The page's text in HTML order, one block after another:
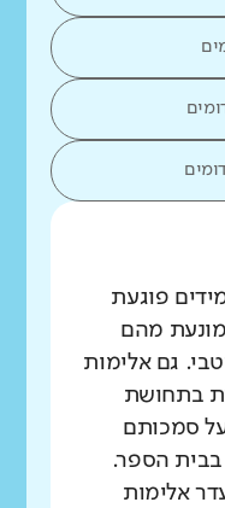
פוגעת
מהם
גם אלימות
בתחושת
סמכותם
בבית הספר.
אלימות